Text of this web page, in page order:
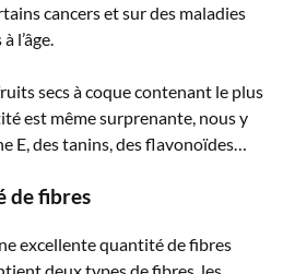
cancers et sur des maladies
l’âge.
secs à coque contenant le plus
est même surprenante, nous y
E, des tanins, des flavonoïdes…
de fibres
excellente quantité de fibres